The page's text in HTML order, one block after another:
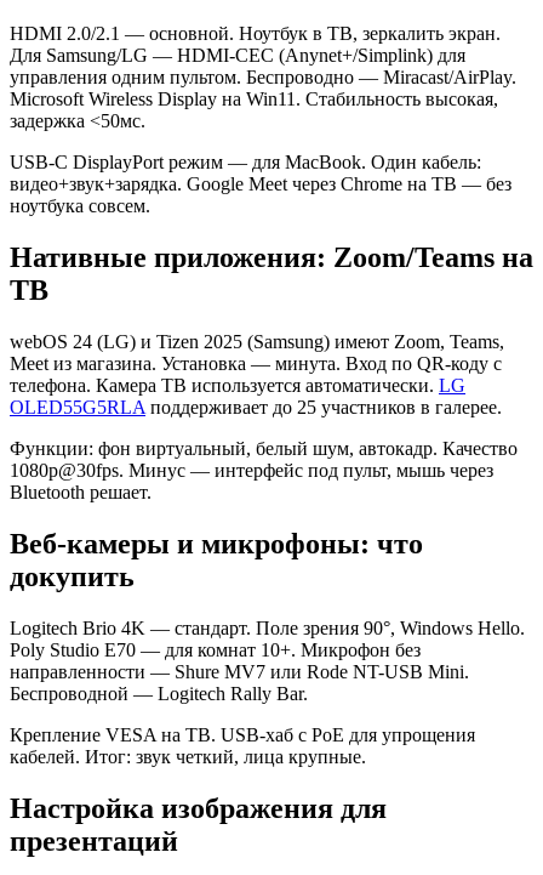
HDMI 2.0/2.1 — основной. Ноутбук в ТВ, зеркалить экран.
Для Samsung/LG — HDMI-CEC (Anynet+/Simplink) для
управления одним пультом. Беспроводно — Miracast/AirPlay.
Microsoft Wireless Display на Win11. Стабильность высокая,
задержка <50мс.
USB-C DisplayPort режим — для MacBook. Один кабель:
видео+звук+зарядка. Google Meet через Chrome на ТВ — без
ноутбука совсем.
Нативные приложения: Zoom/Teams на
ТВ
webOS 24 (LG) и Tizen 2025 (Samsung) имеют Zoom, Teams,
Meet из магазина. Установка — минута. Вход по QR-коду с
телефона. Камера ТВ используется автоматически. LG
OLED55G5RLA поддерживает до 25 участников в галерее.
Функции: фон виртуальный, белый шум, автокадр. Качество
1080p@30fps. Минус — интерфейс под пульт, мышь через
Bluetooth решает.
Веб-камеры и микрофоны: что
докупить
Logitech Brio 4K — стандарт. Поле зрения 90°, Windows Hello.
Poly Studio E70 — для комнат 10+. Микрофон без
направленности — Shure MV7 или Rode NT-USB Mini.
Беспроводной — Logitech Rally Bar.
Крепление VESA на ТВ. USB-хаб с PoE для упрощения
кабелей. Итог: звук четкий, лица крупные.
Настройка изображения для
презентаций